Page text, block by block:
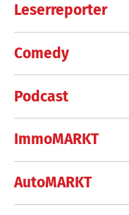
Leserreporter
Comedy
Podcast
ImmoMARKT
AutoMARKT